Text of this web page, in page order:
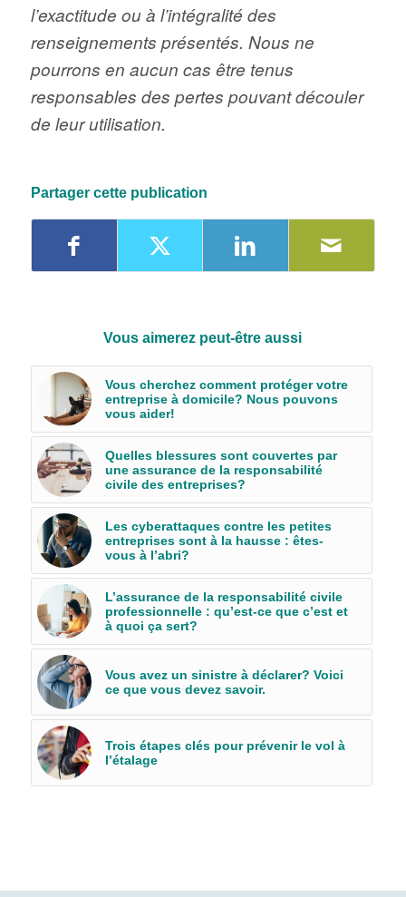
l’exactitude ou à l’intégralité des
renseignements présentés. Nous ne
pourrons en aucun cas être tenus
responsables des pertes pouvant découler
de leur utilisation.
Partager cette publication
Vous aimerez peut-être aussi
Vous cherchez comment protéger votre
entreprise à domicile? Nous pouvons
vous aider!
Quelles blessures sont couvertes par
une assurance de la responsabilité
civile des entreprises?
Les cyberattaques contre les petites
entreprises sont à la hausse : êtes-
vous à l’abri?
L’assurance de la responsabilité civile
professionnelle : qu’est-ce que c’est et
à quoi ça sert?
Vous avez un sinistre à déclarer? Voici
ce que vous devez savoir.
Trois étapes clés pour prévenir le vol à
l’étalage